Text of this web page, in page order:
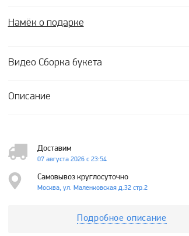
Намёк о подарке
Видео Сборка букета
Описание
Доставим
07 августа 2026 с 23:54
Самовывоз круглосуточно
Москва, ул. Маленковская д.32 стр.2
Подробное описание